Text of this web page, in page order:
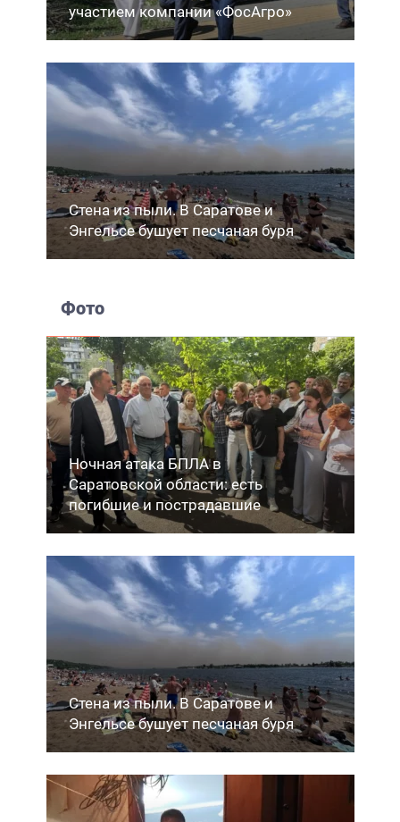
участием компании «ФосАгро»
Стена из пыли. В Саратове и
Энгельсе бушует песчаная буря
Фото
Ночная атака БПЛА в
Саратовской области: есть
погибшие и пострадавшие
Стена из пыли. В Саратове и
Энгельсе бушует песчаная буря